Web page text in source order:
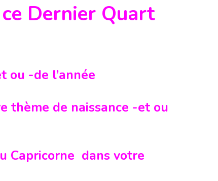
Dernier Quart
ou -de l’année
thème de naissance -et ou
Capricorne dans votre